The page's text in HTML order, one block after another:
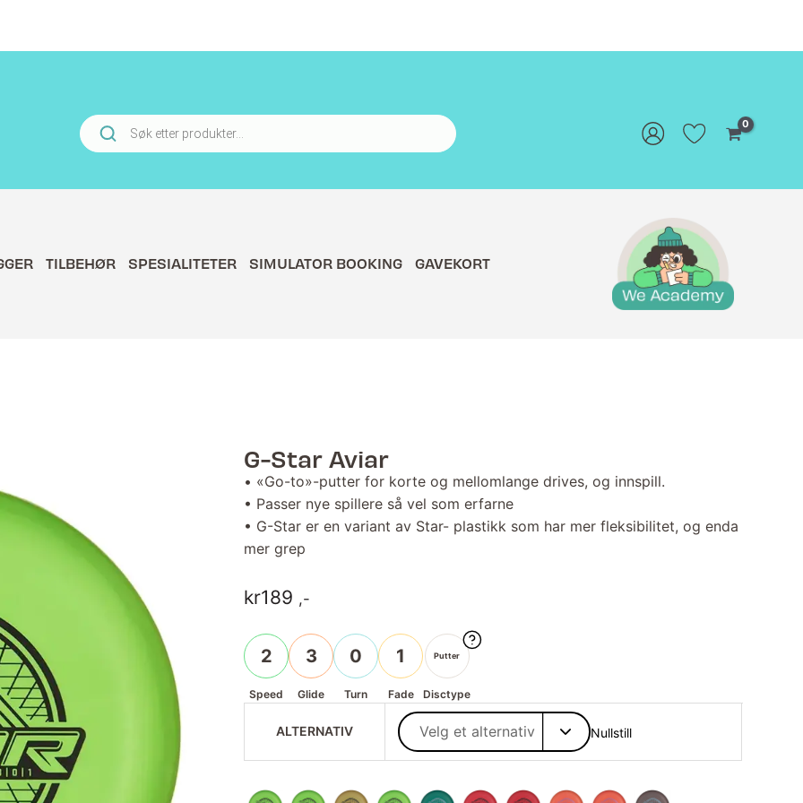
Products
search
TILBEHØR SPESIALITETER SIMULATOR BOOKING GAVEKORT
G-Star Aviar
• «Go-to»-putter for korte og mellomlange drives, og innspill.
• Passer nye spillere så vel som erfarne
• G-Star er en variant av Star- plastikk som har mer fleksibilitet, og enda
mer grep
kr189 ,-
2
Speed
3
Glide
0
Turn
1
Fade
Putter
Disctype
ALTERNATIV Nullstill